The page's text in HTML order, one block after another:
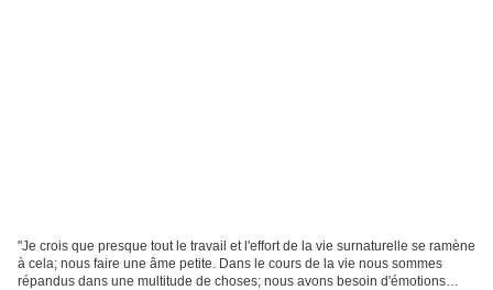
"Je crois que presque tout le travail et l'effort de la vie surnaturelle se ramène
à cela; nous faire une âme petite. Dans le cours de la vie nous sommes
répandus dans une multitude de choses; nous avons besoin d'émotions